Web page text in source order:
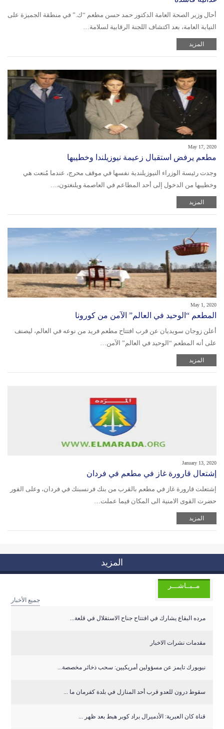
‫أحال وزير الصحة العامة الدكتور حمد حسن مطعم “ك.” في منطقة الجميزة على
النيابة العامة، بعد اكتشاف اللجنة الرقابية لسلامة…
المزيد
May 17, 2020
مطعم يرفض استقبال زعيمة نيوزيلندا وخطيبها
وجدت رئيسة الوزراء النيوزيلندية نفسها في موقف محرج، عندما مُنعت هي
وخطيبها من الدخول إلى أحد المطاعم في العاصمة ويلنغتون،…
المزيد
May 1, 2020
المطعم “الوحيد في العالم” الآمن من كورونا
أعلن زوجان سويديان عن قرب افتتاح مطعم فريد من نوعه في العالم، ليصنف
على أنه المطعم “الوحيد في العالم” الآمن…
المزيد
January 13, 2020
إشتعال قارورة غاز في مطعم في فردان
إشتعلت قارورة غاز في مطعم بالقرب من بنك فرنسبنك في فردان، وعلى الفور
حضرت القوى الامنية الى المكان فيما عملت…
المزيد
المزيد
مــبــاشـــر
جميع الأخبار
مرده البقاع يشارك في افتتاح جناح الاستقلال في قلعة...
مقدمات نشرات الاخبار
نيويورك تايمز عن مسؤولين أمريكيين: سحب ذخائر مخصصة...
سقوط درون للعدو قرب أحد المنازل في بلدة كفرمان ما ...
قناة كان العبرية: الأدميرال براد كوبر هبط بعد ظهر ...